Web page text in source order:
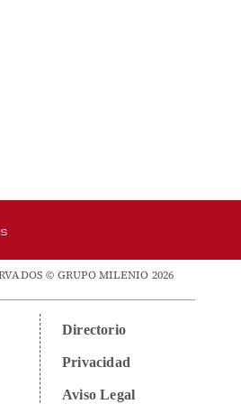
© GRUPO MILENIO 2026
Directorio
Privacidad
Aviso Legal